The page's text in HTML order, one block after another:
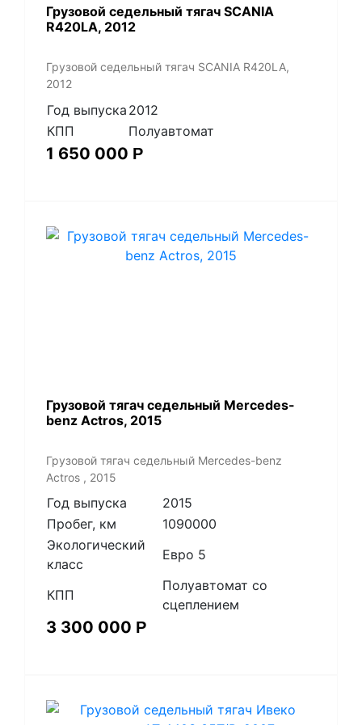
Грузовой седельный тягач SCANIA
R420LA, 2012
Грузовой седельный тягач SCANIA R420LA,
2012
Год выпуска 2012
КПП
Полуавтомат
1 650 000 Р
Грузовой тягач седельный Mercedes-
benz Actros, 2015
Грузовой тягач седельный Mercedes-benz
Actros , 2015
Год выпуска
2015
Пробег, км
1090000
Экологический
класс
Евро 5
КПП
Полуавтомат со
сцеплением
3 300 000 Р